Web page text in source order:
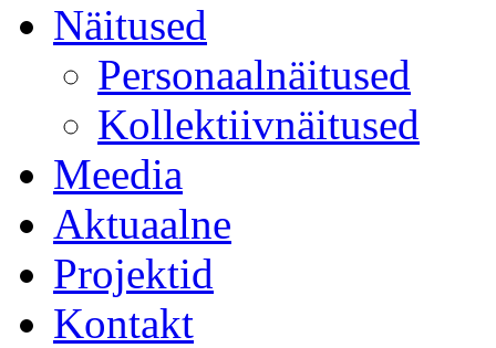
Näitused
Personaalnäitused
Kollektiivnäitused
Meedia
Aktuaalne
Projektid
Kontakt